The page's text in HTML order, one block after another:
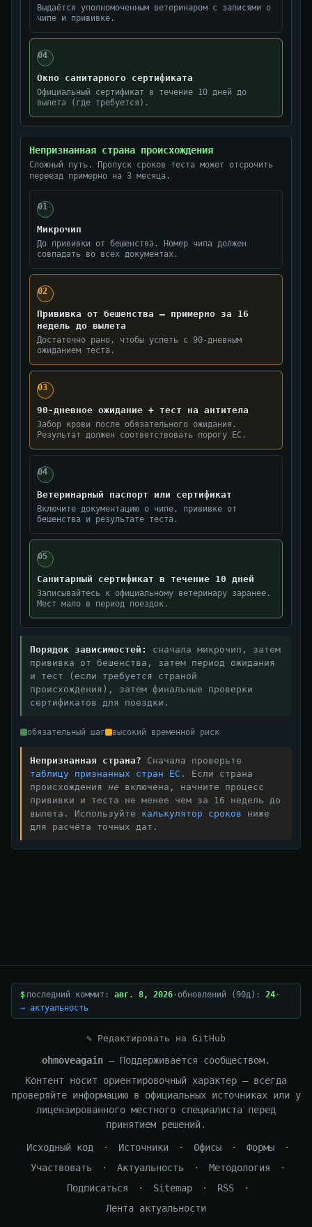
Выдаётся уполномоченным ветеринаром с записями о
чипе и прививке.
04
Окно санитарного сертификата
Официальный сертификат в течение 10 дней до
вылета (где требуется).
Непризнанная страна происхождения
Сложный путь. Пропуск сроков теста может отсрочить
переезд примерно на 3 месяца.
01
Микрочип
До прививки от бешенства. Номер чипа должен
совпадать во всех документах.
02
Прививка от бешенства — примерно за 16
недель до вылета
Достаточно рано, чтобы успеть с 90-дневным
ожиданием теста.
03
90-дневное ожидание + тест на антитела
Забор крови после обязательного ожидания.
Результат должен соответствовать порогу ЕС.
04
Ветеринарный паспорт или сертификат
Включите документацию о чипе, прививке от
бешенства и результате теста.
05
Санитарный сертификат в течение 10 дней
Записывайтесь к официальному ветеринару заранее.
Мест мало в период поездок.
Порядок зависимостей:
сначала микрочип, затем
прививка от бешенства, затем период ожидания
и тест (если требуется страной
происхождения), затем финальные проверки
сертификатов для поездки.
обязательный шаг высокий временной риск
Непризнанная страна? Сначала проверьте
таблицу признанных стран ЕС . Если страна
происхождения не включена, начните процесс
прививки и теста не менее чем за 16 недель до
вылета. Используйте калькулятор сроков ниже
для расчёта точных дат.
$ последний коммит: авг. 8, 2026 · обновлений (90д): 24 ·
→ актуальность
✎ Редактировать на GitHub
ohmoveagain — Поддерживается сообществом.
Контент носит ориентировочный характер — всегда
проверяйте информацию в официальных источниках или у
лицензированного местного специалиста перед
принятием решений.
Исходный код · Источники · Офисы · Формы
·
Участвовать
· Актуальность · Методология
·
Подписаться
· Sitemap · RSS
·
Лента актуальности